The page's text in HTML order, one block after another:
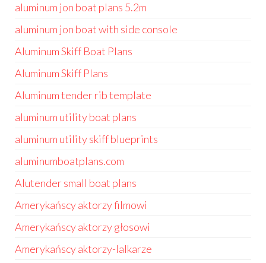
aluminum jon boat plans 5.2m
aluminum jon boat with side console
Aluminum Skiff Boat Plans
Aluminum Skiff Plans
Aluminum tender rib template
aluminum utility boat plans
aluminum utility skiff blueprints
aluminumboatplans.com
Alutender small boat plans
Amerykańscy aktorzy filmowi
Amerykańscy aktorzy głosowi
Amerykańscy aktorzy-lalkarze